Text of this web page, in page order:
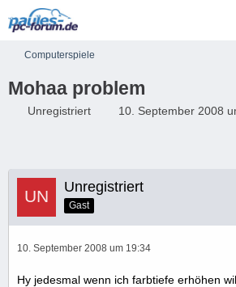
Computerspiele
Mohaa problem
Unregistriert 10. September 2008
Unregistriert
Gast
10. September 2008 um 19:34
Hy jedesmal wenn ich farbtiefe erhöhen